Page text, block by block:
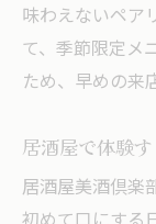
味わえないペア
て、季節限定メ
ため、早めの来
居酒屋で体験
居酒屋美酒倶楽